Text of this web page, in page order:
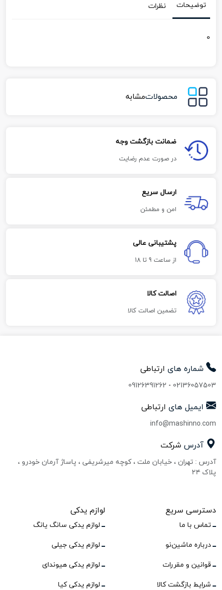
توضیحات نظرات
0
محصولاتمشابه
ضمانت بازگشت وجه
در صورت عدم رضایت
ارسال سریع
امن و مطمئن
پشتیبانی عالی
از ساعت 9 تا 18
اصالت کالا
تضمین اصالت کالا
شماره های ارتباطی
02136057503
-
09126391262
ایمیل های ارتباطی
info@mashinno.com
آدرس شرکت
آدرس : تهران ، خیابان ملت ، کوچه میرشریفی ، پاساژ آرمان خودرو ،
پلاک ۲۴
دسترسی سریع
تماس با ما
درباره ماشین‌نو
قوانین و مقررات
شرایط بازگشت کالا
لوازم یدکی
لوازم یدکی سانگ یانگ
لوازم یدکی جیلی
لوازم یدکی هیوندای
لوازم یدکی کیا